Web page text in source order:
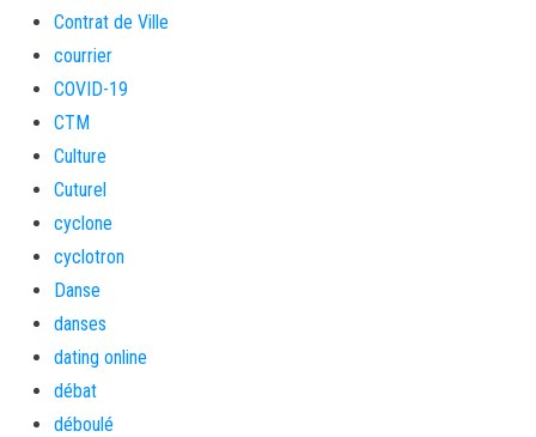
Contrat de Ville
courrier
COVID-19
CTM
Culture
Cuturel
cyclone
cyclotron
Danse
danses
dating online
débat
déboulé